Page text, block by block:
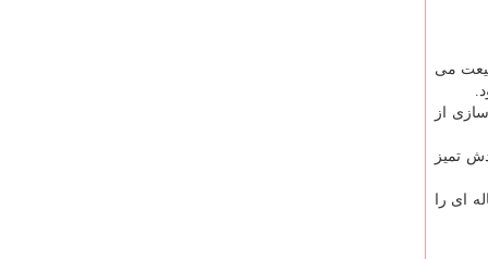
بدر به طبیعت می
از
تمیز
ای را